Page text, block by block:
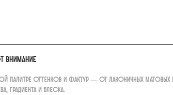
внимание
палитре оттенков и фактур — от лаконичных
градиента и блеска.